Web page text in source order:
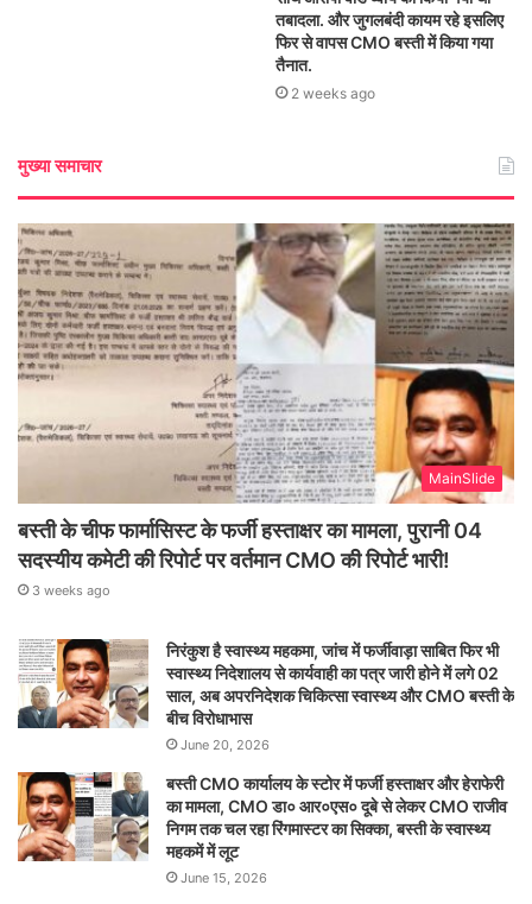
तबादला. और जुगलबंदी कायम रहे इसलिए
फिर से वापस CMO बस्ती में किया गया
तैनात.
2 weeks ago
मुख्या समाचार
MainSlide
बस्ती के चीफ फार्मासिस्ट के फर्जी हस्ताक्षर का मामला, पुरानी 04
सदस्यीय कमेटी की रिपोर्ट पर वर्तमान CMO की रिपोर्ट भारी!
3 weeks ago
निरंकुश है स्वास्थ्य महकमा, जांच में फर्जीवाड़ा साबित फिर भी
स्वास्थ्य निदेशालय से कार्यवाही का पत्र जारी होने में लगे 02
साल, अब अपरनिदेशक चिकित्सा स्वास्थ्य और CMO बस्ती के
बीच विरोधाभास
June 20, 2026
बस्ती CMO कार्यालय के स्टोर में फर्जी हस्ताक्षर और हेराफेरी
का मामला, CMO डा० आर०एस० दूबे से लेकर CMO राजीव
निगम तक चल रहा रिंगमास्टर का सिक्का, बस्ती के स्वास्थ्य
महकमें में लूट
June 15, 2026